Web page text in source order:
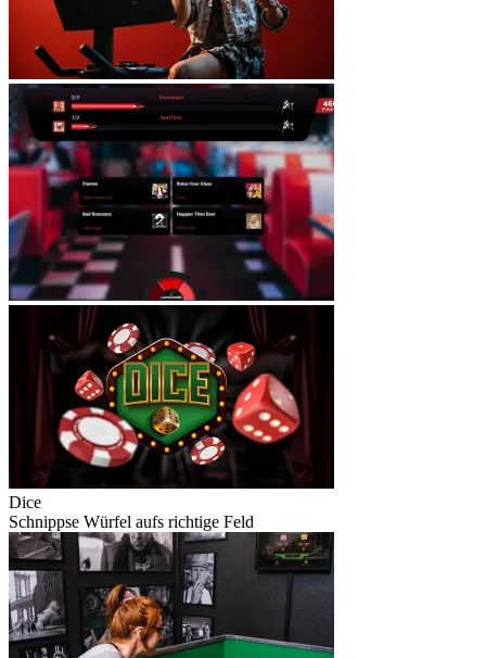
Dice
Schnippse Würfel aufs richtige Feld